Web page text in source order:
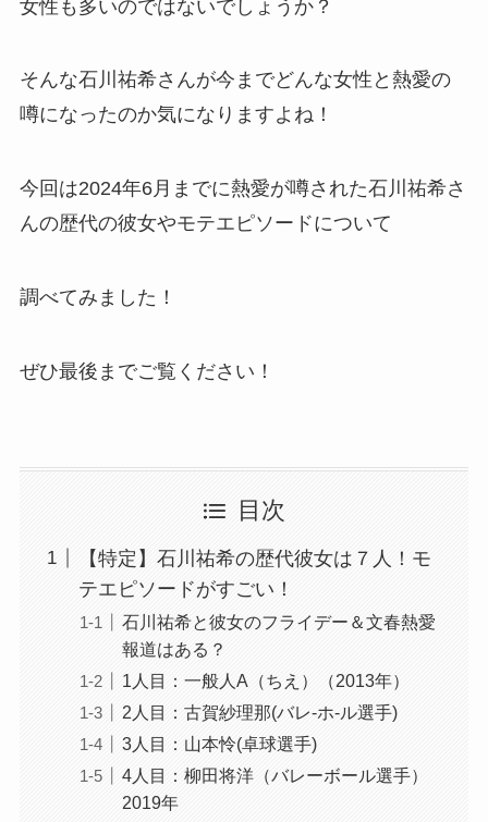
女性も多いのではないでしょうか？
そんな石川祐希さんが今までどんな女性と熱愛の
噂になったのか気になりますよね！
今回は2024年6月までに熱愛が噂された石川祐希さ
んの歴代の彼女やモテエピソードについて
調べてみました！
ぜひ最後までご覧ください！
目次
【特定】石川祐希の歴代彼女は７人！モ
テエピソードがすごい！
石川祐希と彼女のフライデー＆文春熱愛
報道はある？
1人目：一般人A（ちえ）（2013年）
2人目：古賀紗理那(バレ-ホ-ル選手)
3人目：山本怜(卓球選手)
4人目：柳田将洋（バレーボール選手）
2019年